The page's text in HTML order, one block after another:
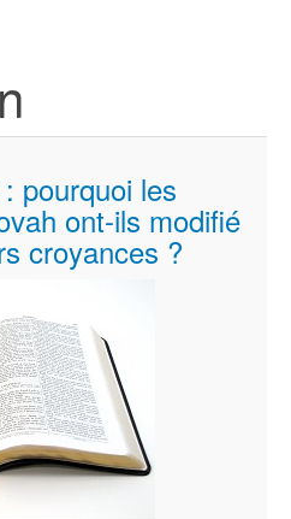
pourquoi les
ont-ils modifié
croyances ?